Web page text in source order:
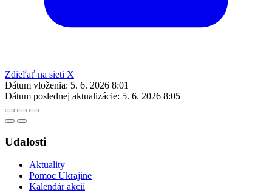
Zdieľať na sieti X
Dátum vloženia: 5. 6. 2026 8:01
Dátum poslednej aktualizácie: 5. 6. 2026 8:05
Udalosti
Aktuality
Pomoc Ukrajine
Kalendár akcií